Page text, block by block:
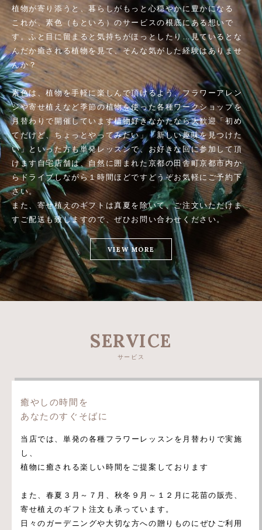
植物が寄り添うと、暮らしがもっと心穏やかに豊かになる
これが、素色（もといろ）のサービスの根底にある想いで
す。ふと目に留まると気持ちがほっとしたり…見ているとな
んだか癒される植物を見て、そんな気がした経験はありませ
んか？
素色は、植物を手軽に楽しんで頂けるよう、フラワーアレン
ジや寄せ植えなど季節の植物を使った各種ワークショップを
月替わりで開催しています植物好きなかたなら大歓迎「初め
てだけど、ちょっとやってみたい」「新しい趣味を見つけた
い」といった方も単発レッスンで、お好きな回に参加して頂
けます自宅店舗は、自然に囲まれた京都の田舎町京都市内か
らドライブしながら１時間ほどです どうぞお気軽にご予約下
さい。
また、寄せ植えのギフトは真夏を除いて、ご注文いただけま
す ご配送も致しますので、ぜひお問い合わせください。
VIEW MORE
SERVICE
サービス
癒やしの時間を
あなたのすぐそばに
当店では、単発の各種フラワーレッスンを月替わりで実施
し、
植物に癒される楽しい時間をご提案しております
また、春夏３月～７月、秋冬９月～１２月に花苗の販売、
寄せ植えのギフト注文も承っています。
日々のガーデニングや大切な方への贈りものにぜひご利用